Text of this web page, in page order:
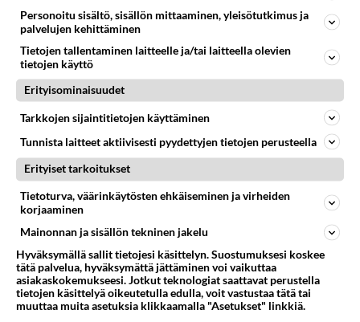
Personoitu sisältö, sisällön mittaaminen, yleisötutkimus ja
palvelujen kehittäminen
Tietojen tallentaminen laitteelle ja/tai laitteella olevien
tietojen käyttö
Erityisominaisuudet
Tarkkojen sijaintitietojen käyttäminen
Tunnista laitteet aktiivisesti pyydettyjen tietojen perusteella
Erityiset tarkoitukset
Tietoturva, väärinkäytösten ehkäiseminen ja virheiden
korjaaminen
Mainonnan ja sisällön tekninen jakelu
Hyväksymällä sallit tietojesi käsittelyn. Suostumuksesi koskee
tätä palvelua, hyväksymättä jättäminen voi vaikuttaa
asiakaskokemukseesi. Jotkut teknologiat saattavat perustella
tietojen käsittelyä oikeutetulla edulla, voit vastustaa tätä tai
muuttaa muita asetuksia klikkaamalla "Asetukset" linkkiä.